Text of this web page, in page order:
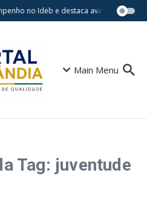
no Ideb e destaca avanços em
Main Menu
Tag: juventude